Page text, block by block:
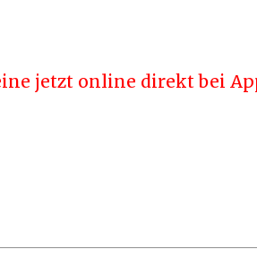
jetzt online direkt bei